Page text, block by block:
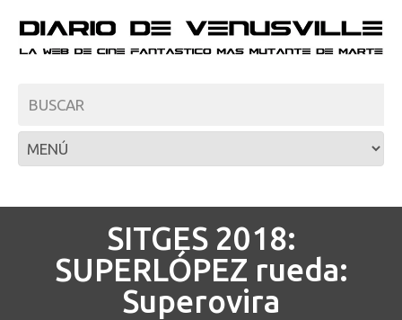
SITGES 2018:
SUPERLÓPEZ rueda:
Superovira